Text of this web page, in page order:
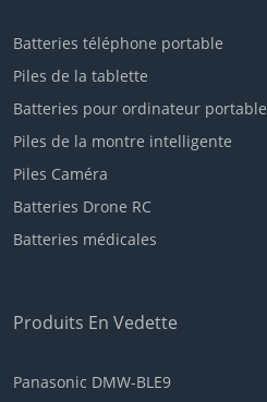
Batteries téléphone portable
Piles de la tablette
Batteries pour ordinateur portable
Piles de la montre intelligente
Piles Caméra
Batteries Drone RC
Batteries médicales
Produits En Vedette
Panasonic DMW-BLE9